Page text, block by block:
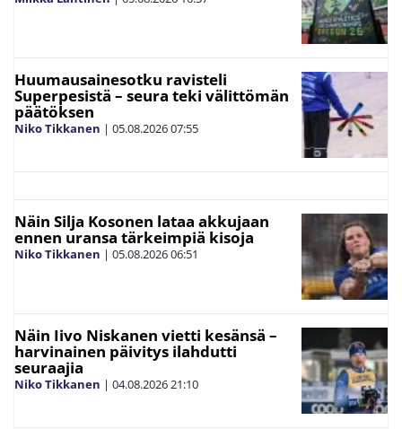
Huumausainesotku ravisteli
Superpesistä – seura teki välittömän
päätöksen
Niko Tikkanen | 05.08.202607:55
Näin Silja Kosonen lataa akkujaan
ennen uransa tärkeimpiä kisoja
Niko Tikkanen | 05.08.202606:51
Näin Iivo Niskanen vietti kesänsä –
harvinainen päivitys ilahdutti
seuraajia
Niko Tikkanen | 04.08.202621:10